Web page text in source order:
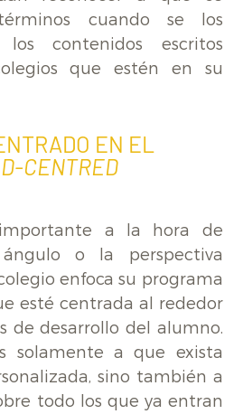
cuando se los
contenidos escritos
que estén en su
EN EL
CENTRED
a la hora de
o la perspectiva
enfoca su programa
esté centrada al rededor
de desarrollo del alumno.
solamente a que exista
sino también a
todo los que ya entran